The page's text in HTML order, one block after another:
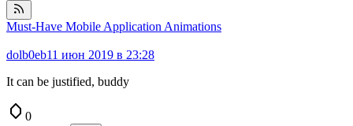
Must-Have Mobile Application Animations
dolb0eb11 июн 2019 в 23:28
It can be justified, buddy
0